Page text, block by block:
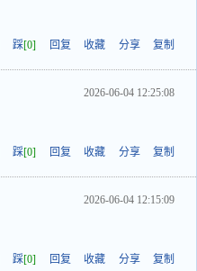
踩[0] 回复 收藏 分享 复制
2026-06-04 12:25:08
踩[0] 回复 收藏 分享 复制
2026-06-04 12:15:09
踩[0] 回复 收藏 分享 复制